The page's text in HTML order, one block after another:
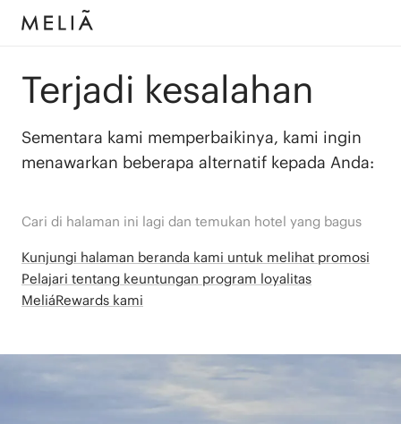
Terjadi kesalahan
Sementara kami memperbaikinya, kami ingin
menawarkan beberapa alternatif kepada Anda:
Cari di halaman ini lagi dan temukan hotel yang bagus
Kunjungi halaman beranda kami untuk melihat promosi
Pelajari tentang keuntungan program loyalitas
MeliáRewards kami